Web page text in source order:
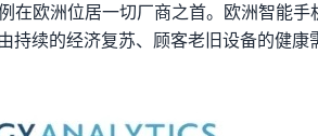
在欧洲位居一切厂商之首。欧洲智能
持续的经济复苏、顾客老旧设备的健